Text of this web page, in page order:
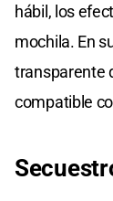
hábil, los
mochila. En
transparente
compatible